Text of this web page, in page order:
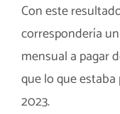
Con este
correspondería
mensual a pagar
que lo que
2023.